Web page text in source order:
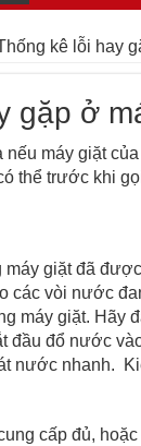
kê lỗi hay
gặp ở
máy giặt
thể trước khi
máy giặt đã
các vòi nước
máy giặt. Hãy
đầu đổ nước
nước nhanh.
cấp đủ,